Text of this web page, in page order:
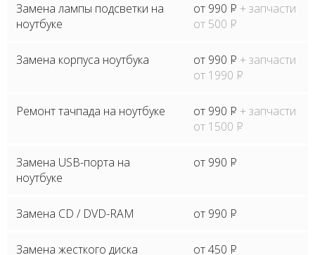
Замена лампы подсветки на
ноутбуке
от 990 P + запчасти
от 500 P
Замена корпуса ноутбука от 990 P + запчасти
от 1990 P
Ремонт тачпада на ноутбуке от 990 P + запчасти
от 1500 P
Замена USB-порта на
ноутбуке
от 990 P
Замена CD / DVD-RAM от 990 P
Замена жесткого диска от 450 P